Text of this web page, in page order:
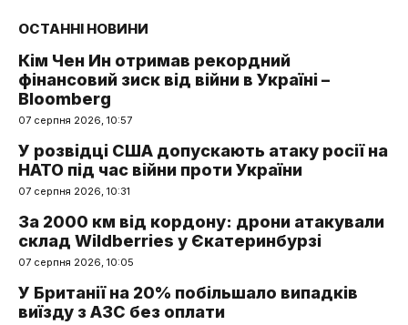
ОСТАННІ НОВИНИ
Кім Чен Ин отримав рекордний
фінансовий зиск від війни в Україні –
Bloomberg
07 серпня 2026, 10:57
У розвідці США допускають атаку росії на
НАТО під час війни проти України
07 серпня 2026, 10:31
За 2000 км від кордону: дрони атакували
склад Wildberries у Єкатеринбурзі
07 серпня 2026, 10:05
У Британії на 20% побільшало випадків
виїзду з АЗС без оплати